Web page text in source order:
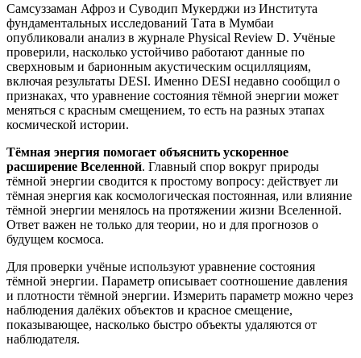
Самсуззаман Афроз и Суводип Мукерджи из Института
фундаментальных исследований Тата в Мумбаи
опубликовали анализ в журнале Physical Review D. Учёные
проверили, насколько устойчиво работают данные по
сверхновым и барионным акустическим осцилляциям,
включая результаты DESI. Именно DESI недавно сообщил о
признаках, что уравнение состояния тёмной энергии может
меняться с красным смещением, то есть на разных этапах
космической истории.
Тёмная энергия помогает объяснить ускоренное
расширение Вселенной. Главный спор вокруг природы
тёмной энергии сводится к простому вопросу: действует ли
тёмная энергия как космологическая постоянная, или влияние
тёмной энергии менялось на протяжении жизни Вселенной.
Ответ важен не только для теории, но и для прогнозов о
будущем космоса.
Для проверки учёные используют уравнение состояния
тёмной энергии. Параметр описывает соотношение давления
и плотности тёмной энергии. Измерить параметр можно через
наблюдения далёких объектов и красное смещение,
показывающее, насколько быстро объекты удаляются от
наблюдателя.